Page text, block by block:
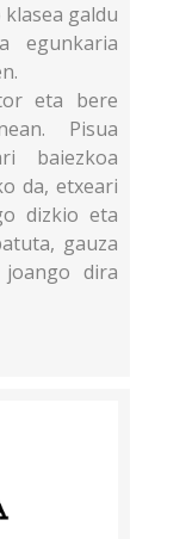
galdu
eta bere
Pisua
baiezkoa
da, etxeari
dizkio eta
gauza
dira